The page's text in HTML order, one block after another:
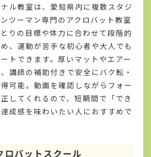
ル教室は、愛知県内に複数スタジ
ツーマン専門のアクロバット教室
りの目標や体力に合わせて段階的
、運動が苦手な初心者や大人でも
トできます。厚いマットやエアー
講師の補助付きで安全にバク転・
可能。動画を確認しながらフォー
してくれるので、短期間で「でき
成感を味わいたい人におすすめで
ロバットスクール